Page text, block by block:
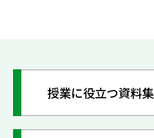
授業に役立つ資料集